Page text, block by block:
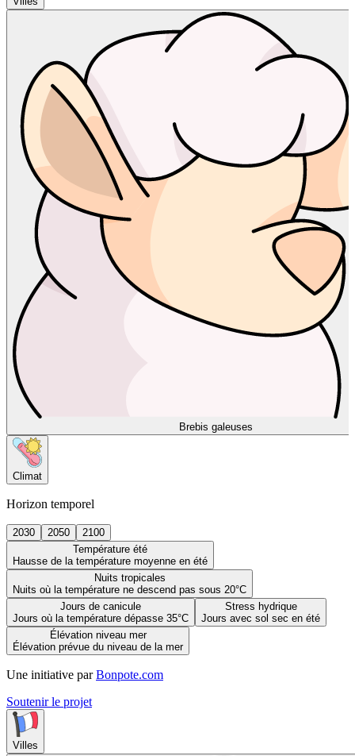
Brebis galeuses
Climat
Horizon temporel
2030 2050
2100
Température été
Hausse de la température moyenne en été
Nuits tropicales
Nuits où la température ne descend pas sous 20°C
Jours de canicule
Jours où la température dépasse 35°C
Stress hydrique
Jours avec sol sec en été
Élévation niveau mer
Élévation prévue du niveau de la mer
Une initiative par Bonpote.com
Soutenir le projet
Villes